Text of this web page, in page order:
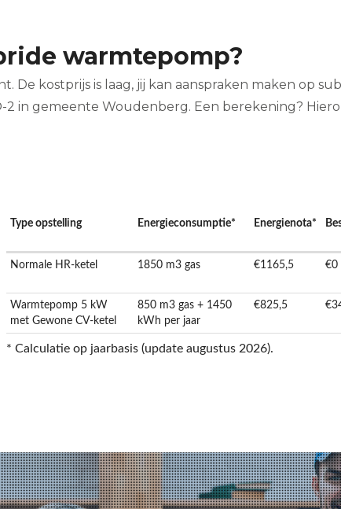
warmtepomp?
kostprijs is laag, jij kan aanspraken maken op
in gemeente Woudenberg. Een berekening?
Type opstelling Energieconsumptie* Energienota*
Normale HR-ketel 1850 m3 gas €1165,5 €0
Warmtepomp 5 kW
met Gewone CV-ketel
850 m3 gas + 1450
kWh per jaar
€825,5
* Calculatie op jaarbasis (update augustus 2026).